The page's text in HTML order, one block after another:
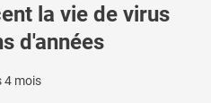
la vie de virus
d'années
4 mois